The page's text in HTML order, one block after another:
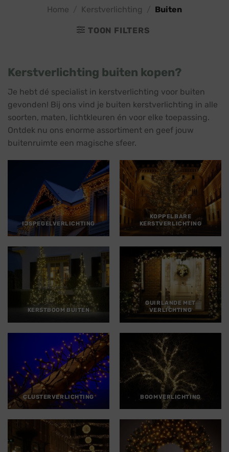
Home Kerstverlichting Buiten
TOON FILTERS
Kerstverlichting buiten kopen?
Je hebt dé specialist in kerstverlichting voor buiten
gevonden! Bij ons vind je buiten kerstverlichting in alle
soorten, maten, lichtkleuren én voor elke toepassing.
Ontdek nu ons enorme assortiment en geef jouw
buitenruimte een magische sfeer.
IJSPEGELVERLICHTING
KOPPELBARE
KERSTVERLICHTING
KERSTBOOM BUITEN
GUIRLANDE MET
VERLICHTING
CLUSTERVERLICHTING BOOMVERLICHTING